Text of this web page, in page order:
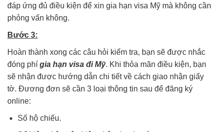
đáp ứng đủ điều kiện để xin gia hạn visa Mỹ mà không cần
phỏng vấn không.
Bước 3:
Hoàn thành xong các câu hỏi kiểm tra, bạn sẽ được nhắc
đóng phí gia hạn visa đi Mỹ. Khi thỏa mãn điều kiện, bạn
sẽ nhận được hướng dẫn chi tiết về cách giao nhận giấy
tờ. Đương đơn sẽ cần 3 loại thông tin sau để đăng ký
online:
Số hộ chiếu.